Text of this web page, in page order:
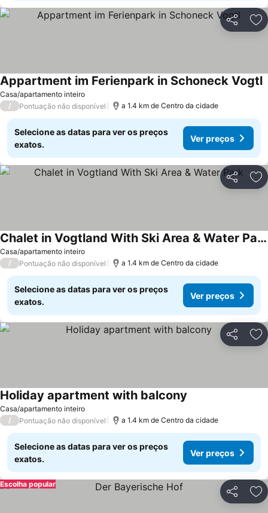
Partilhar
Casa/apartamento inteiro
Appartment im Ferienpark in Schoneck Vogtl
/ Pontuação não disponível a 1.4 km de Centro da cidade
Selecione as datas para ver os preços
exatos.
Ver preços
Partilhar
Casa/apartamento inteiro
Chalet in Vogtland With Ski Area & Water Park
Ver preços
/ Pontuação não disponível a 1.4 km de Centro da cidade
Selecione as datas para ver os preços
exatos.
Ver preços
Partilhar
Casa/apartamento inteiro
Holiday apartment with balcony
/ Pontuação não disponível a 1.4 km de Centro da cidade
Selecione as datas para ver os preços
exatos.
Ver preços
Partilhar
Escolha popular